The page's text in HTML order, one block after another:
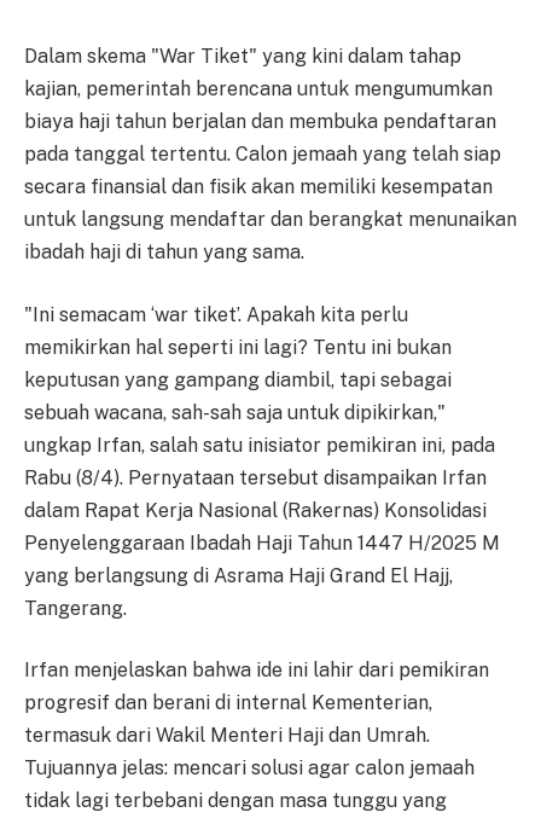
Dalam skema "War Tiket" yang kini dalam tahap
kajian, pemerintah berencana untuk mengumumkan
biaya haji tahun berjalan dan membuka pendaftaran
pada tanggal tertentu. Calon jemaah yang telah siap
secara finansial dan fisik akan memiliki kesempatan
untuk langsung mendaftar dan berangkat menunaikan
ibadah haji di tahun yang sama.
"Ini semacam ‘war tiket’. Apakah kita perlu
memikirkan hal seperti ini lagi? Tentu ini bukan
keputusan yang gampang diambil, tapi sebagai
sebuah wacana, sah-sah saja untuk dipikirkan,"
ungkap Irfan, salah satu inisiator pemikiran ini, pada
Rabu (8/4). Pernyataan tersebut disampaikan Irfan
dalam Rapat Kerja Nasional (Rakernas) Konsolidasi
Penyelenggaraan Ibadah Haji Tahun 1447 H/2025 M
yang berlangsung di Asrama Haji Grand El Hajj,
Tangerang.
Irfan menjelaskan bahwa ide ini lahir dari pemikiran
progresif dan berani di internal Kementerian,
termasuk dari Wakil Menteri Haji dan Umrah.
Tujuannya jelas: mencari solusi agar calon jemaah
tidak lagi terbebani dengan masa tunggu yang